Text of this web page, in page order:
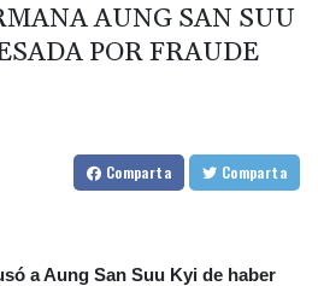
AUNG SAN SUU
POR FRAUDE
Comparta Comparta
a Aung San Suu Kyi de haber